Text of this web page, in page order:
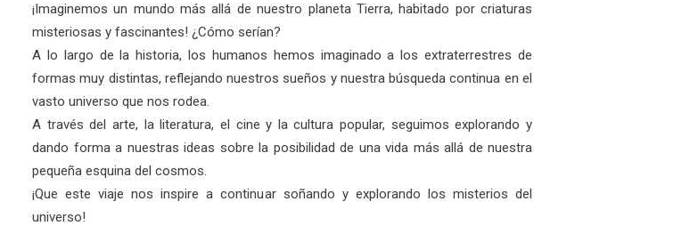
original
era:
S/85.00.
actual
es:
S/79.00.
¡Imaginemos un mundo más allá de nuestro planeta Tierra, habitado por criaturas
misteriosas y fascinantes! ¿Cómo serían?
A lo largo de la historia, los humanos hemos imaginado a los extraterrestres de
formas muy distintas, reflejando nuestros sueños y nuestra búsqueda continua en el
vasto universo que nos rodea.
A través del arte, la literatura, el cine y la cultura popular, seguimos explorando y
dando forma a nuestras ideas sobre la posibilidad de una vida más allá de nuestra
pequeña esquina del cosmos.
¡Que este viaje nos inspire a continuar soñando y explorando los misterios del
universo!